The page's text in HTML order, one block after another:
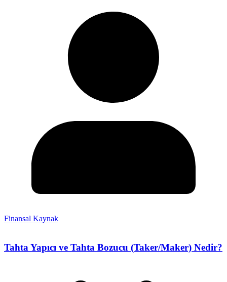
Finansal Kaynak
Tahta Yapıcı ve Tahta Bozucu (Taker/Maker) Nedir?